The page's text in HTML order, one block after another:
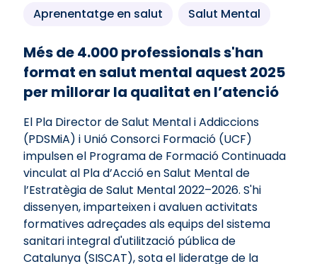
Aprenentatge en salut Salut Mental
Més de 4.000 professionals s'han
format en salut mental aquest 2025
per millorar la qualitat en l’atenció
El Pla Director de Salut Mental i Addiccions
(PDSMiA) i Unió Consorci Formació (UCF)
impulsen el Programa de Formació Continuada
vinculat al Pla d’Acció en Salut Mental de
l’Estratègia de Salut Mental 2022–2026. S'hi
dissenyen, imparteixen i avaluen activitats
formatives adreçades als equips del sistema
sanitari integral d'utilització pública de
Catalunya (SISCAT), sota el lideratge de la